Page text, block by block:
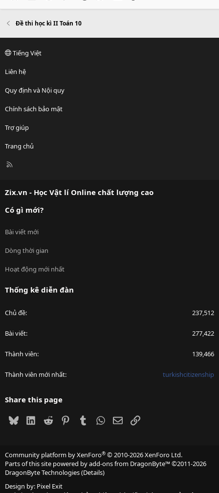
Đề thi học kì II Toán 10
Tiếng Việt
Liên hệ
Quy định và Nội quy
Chính sách bảo mật
Trợ giúp
Trang chủ
R
Zix.vn - Học Vật lí Online chất lượng cao
Có gì mới?
Bài viết mới
Dòng thời gian
Hoạt động mới nhất
Thống kê diễn đàn
Chủ đề 237,512
Bài viết 277,422
Thành viên 139,466
Thành viên mới nhất turkishcitizenship
Share this page
BlueskyLinkedIn
Reddit PinterestTumblrWhatsApp
EmailLink
Community platform by XenForo® © 2010-2026 XenForo Ltd.
Parts of this site powered byadd-ons from DragonByte™©2011-2026
DragonByte Technologies(Details)
Design by: Pixel Exit